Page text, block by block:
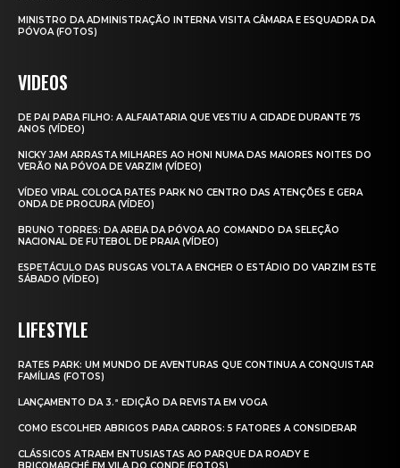
MINISTRO DA ADMINISTRAÇÃO INTERNA VISITA CÂMARA E ESQUADRA DA
PÓVOA (FOTOS)
VIDEOS
DE PAI PARA FILHO: A ALFAIATARIA QUE VESTIU A CIDADE DURANTE 75
ANOS (VÍDEO)
NICKY JAM ARRASTA MILHARES AO HONI NUMA DAS MAIORES NOITES DO
VERÃO NA PÓVOA DE VARZIM (VÍDEO)
VÍDEO VIRAL COLOCA RATES PARK NO CENTRO DAS ATENÇÕES E GERA
ONDA DE PROCURA (VÍDEO)
BRUNO TORRES: DA AREIA DA PÓVOA AO COMANDO DA SELEÇÃO
NACIONAL DE FUTEBOL DE PRAIA (VÍDEO)
ESPETÁCULO DAS RUSGAS VOLTA A ENCHER O ESTÁDIO DO VARZIM ESTE
SÁBADO (VÍDEO)
LIFESTYLE
RATES PARK: UM MUNDO DE AVENTURAS QUE CONTINUA A CONQUISTAR
FAMÍLIAS (FOTOS)
LANÇAMENTO DA 3.ª EDIÇÃO DA REVISTA EM VOGA
COMO ESCOLHER ABRIGOS PARA CARROS: 5 FATORES A CONSIDERAR
CLÁSSICOS ATRAEM ENTUSIASTAS AO PARQUE DA ROADY E